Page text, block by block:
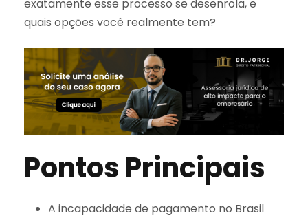
exatamente esse processo se desenrola, e
quais opções você realmente tem?
Pontos Principais
A incapacidade de pagamento no Brasil